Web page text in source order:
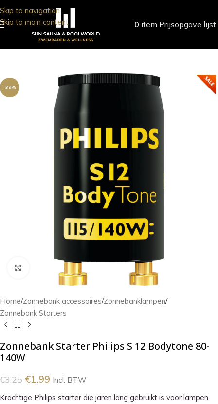
Skip to navigation
Skip to main content
0 item Prijsopgave lijst
-39%
Klik om te vergroten
Home/Zonnebank accessoires/Zonnebanklampen/
Zonnebank Starters
Zonnebank Starter Philips S 12 Bodytone 80-
140W
€3.25 €1.99 Incl. BTW
Krachtige Philips starter die jaren lang gebruikt is voor lampen